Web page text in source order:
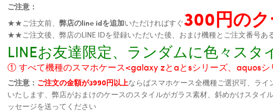
ご注意：
★★ご注文前、 弊店のline idを追加いただければすぐ300円の
★★ご注文後、弊店のLINE IDを登録いただいた後、おまけ機種とご注文番号
LINEお友達限定、ランダムに色々ス
① すべて機種のスマホケース<galaxy zとaとsシリーズ、aquos
ご注意： ご注文の金額が3990円以上ならばスマホケース全機種ご選択可、ラ
いたします、弊店がおまけのケースのスタイルがガラス素材、斜めかけスタ
ッセージを送ってください